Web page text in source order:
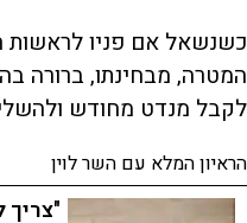
כשנשאל אם פניו לראשות
המטרה, מבחינתו, ברורה
לקבל מנדט מחודש
הראיון המלא עם השר לוין
"צריך